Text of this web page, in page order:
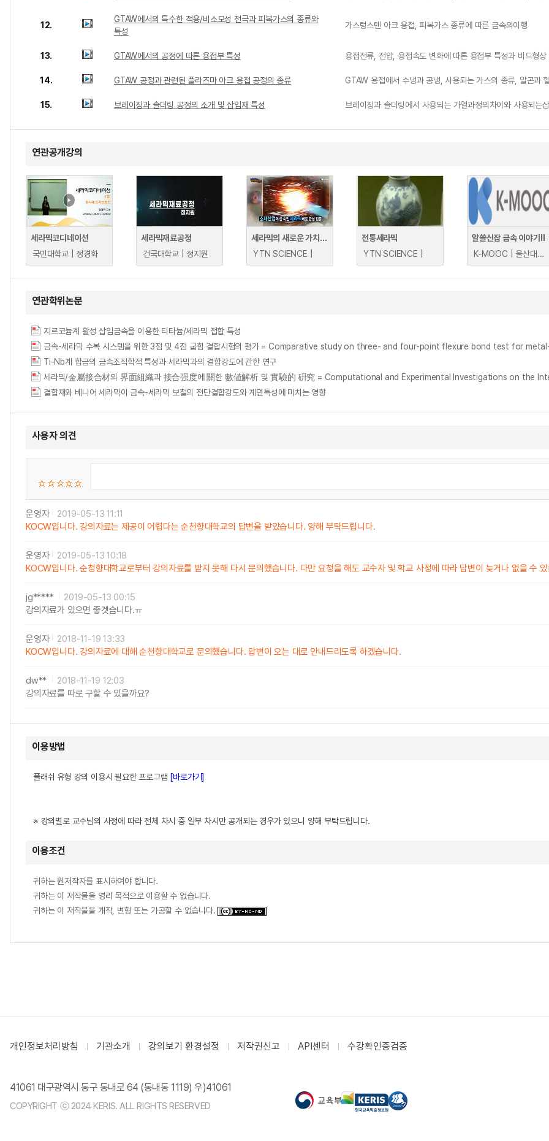
12.
GTAW에서의 특수한 적용/비소모성 전극과 피복가스의 종류와
특성
가스텅스텐 아크 용접, 피복가스 종류에 따른 금속의이행
13. GTAW에서의 공정에 따른 용접부 특성 용접전류, 전압, 용접속도 변화에 따른 용접부 특성과 비드형상
14. GTAW 공정과 관련된 플라즈마 아크 용접 공정의 종류 GTAW 용접에서 수냉과 공냉, 사용되는 가스의 종류, 알곤과
15. 브레이징과 솔더링 공정의 소개 및 삽입재 특성 브레이징과 솔더링에서 사용되는 가열과정의차이와 사용되는
연관공개강의
세라믹코디네이션
국민대학교 | 정경화
세라믹재료공정
건국대학교 | 정지원
세라믹의 새로운 가치를 창조하다! - 한국세라믹기술원
YTN SCIENCE |
전통세라믹
YTN SCIENCE |
알쓸신잡 금속 이야기Ⅱ
K-MOOC | 울산대학교 신상용
연관학위논문
지르코늄계 활성 삽입금속을 이용한 티타늄/세라믹 접합 특성
금속-세라믹 수복 시스템을 위한 3점 및 4점 굽힘 결합시험의 평가 = Comparative study on three- and four-point flexure bond test for
Ti-Nb계 합금의 금속조직학적 특성과 세라믹과의 결합강도에 관한 연구
결합재와 베니어 세라믹이 금속-세라믹 보철의 전단결합강도와 계면특성에 미치는 영향
사용자 의견
운영자
2019-05-13 11:11
KOCW입니다. 강의자료는 제공이 어렵다는 순천향대학교의 답변을 받았습니다. 양해 부탁드립니다.
운영자
2019-05-13 10:18
KOCW입니다. 순청향대학교로부터 강의자료를 받지 못해 다시 문의했습니다. 다만 요청을 해도 교수자 및 학교 사정에 따라 답변이 늦거나 없을 수
jg*****
2019-05-13 00:15
강의자료가 있으면 좋겟습니다.ㅠ
운영자
2018-11-19 13:33
KOCW입니다. 강의자료에 대해 순천향대학교로 문의했습니다. 답변이 오는 대로 안내드리도록 하겠습니다.
dw**
2018-11-19 12:03
강의자료를 따로 구할 수 있을까요?
이용방법
플래쉬 유형 강의 이용시 필요한 프로그램 [바로가기]
※ 강의별로 교수님의 사정에 따라 전체 차시 중 일부 차시만 공개되는 경우가 있으니 양해 부탁드립니다.
이용조건
귀하는 원저작자를 표시하여야 합니다.
귀하는 이 저작물을 영리 목적으로 이용할 수 없습니다.
귀하는 이 저작물을 개작, 변형 또는 가공할 수 없습니다.
개인정보처리방침 기관소개 강의보기 환경설정 저작권신고 API센터 수강확인증검증
41061 대구광역시 동구 동내로 64 (동내동 1119) 우)41061
COPYRIGHT ⓒ 2024 KERIS. ALL RIGHTS RESERVED